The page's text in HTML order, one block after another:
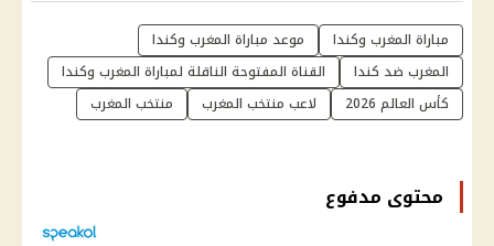
مباراة المغرب وكندا
موعد مباراة المغرب وكندا
المغرب ضد كندا
القناة المفتوحة الناقلة لمباراة المغرب وكندا
كأس العالم 2026
لاعب منتخب المغرب منتخب المغرب
محتوى مدفوع